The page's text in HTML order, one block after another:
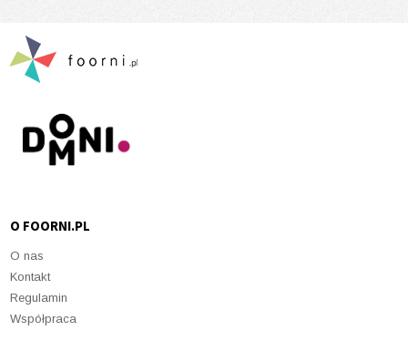
O FOORNI.PL
O nas
Kontakt
Regulamin
Współpraca